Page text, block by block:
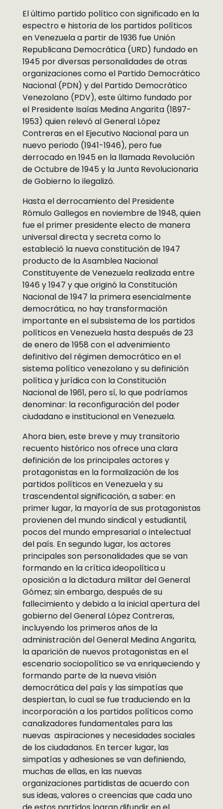
El último partido político con significado en la
espectro e historia de los partidos políticos
en Venezuela a partir de 1936 fue Unión
Republicana Democrática (URD) fundado en
1945 por diversas personalidades de otras
organizaciones como el Partido Democrático
Nacional (PDN) y del Partido Democrático
Venezolano (PDV), este último fundado por
el Presidente Isaías Medina Angarita (1897-
1953) quien relevó al General López
Contreras en el Ejecutivo Nacional para un
nuevo periodo (1941-1946), pero fue
derrocado en 1945 en la llamada Revolución
de Octubre de 1945 y la Junta Revolucionaria
de Gobierno lo ilegalizó.
Hasta el derrocamiento del Presidente
Rómulo Gallegos en noviembre de 1948, quien
fue el primer presidente electo de manera
universal directa y secreta como lo
estableció la nueva constitución de 1947
producto de la Asamblea Nacional
Constituyente de Venezuela realizada entre
1946 y 1947 y que originó la Constitución
Nacional de 1947 la primera esencialmente
democrática, no hay transformación
importante en el subsistema de los partidos
políticos en Venezuela hasta después de 23
de enero de 1958 con el advenimiento
definitivo del régimen democrático en el
sistema político venezolano y su definición
política y jurídica con la Constitución
Nacional de 1961, pero sí, lo que podríamos
denominar: la reconfiguración del poder
ciudadano e institucional en Venezuela.
Ahora bien, este breve y muy transitorio
recuento histórico nos ofrece una clara
definición de los principales actores y
protagonistas en la formalización de los
partidos políticos en Venezuela y su
trascendental significación, a saber: en
primer lugar, la mayoría de sus protagonistas
provienen del mundo sindical y estudiantil,
pocos del mundo empresarial o intelectual
del país. En segundo lugar, los actores
principales son personalidades que se van
formando en la crítica ideopolítica u
oposición a la dictadura militar del General
Gómez; sin embargo, después de su
fallecimiento y debido a la inicial apertura del
gobierno del General López Contreras,
incluyendo los primeros años de la
administración del General Medina Angarita,
la aparición de nuevos protagonistas en el
escenario sociopolítico se va enriqueciendo y
formando parte de la nueva visión
democrática del país y las simpatías que
despiertan, lo cual se fue traduciendo en la
incorporación a los partidos políticos como
canalizadores fundamentales para las
nuevas aspiraciones y necesidades sociales
de los ciudadanos. En tercer lugar, las
simpatías y adhesiones se van definiendo,
muchas de ellas, en las nuevas
organizaciones partidistas de acuerdo con
sus ideas, valores o creencias que cada uno